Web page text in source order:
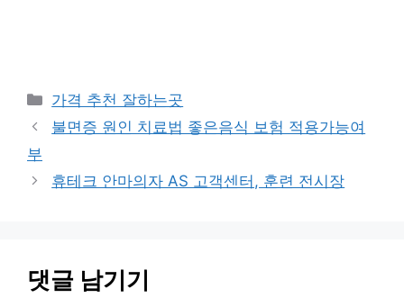
카
테
가격 추천 잘하는곳
불면증 원인 치료법 좋은음식 보험 적용가능여
부
휴테크 안마의자 AS 고객센터, 훈련 전시장
댓글 남기기